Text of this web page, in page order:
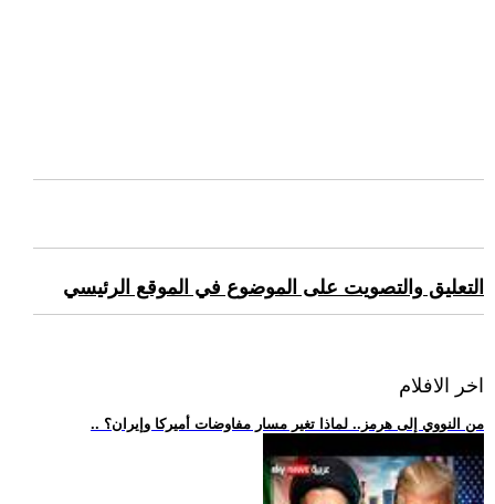
التعليق والتصويت على الموضوع في الموقع الرئيسي
اخر الافلام
.. من النووي إلى هرمز.. لماذا تغير مسار مفاوضات أميركا وإيران؟